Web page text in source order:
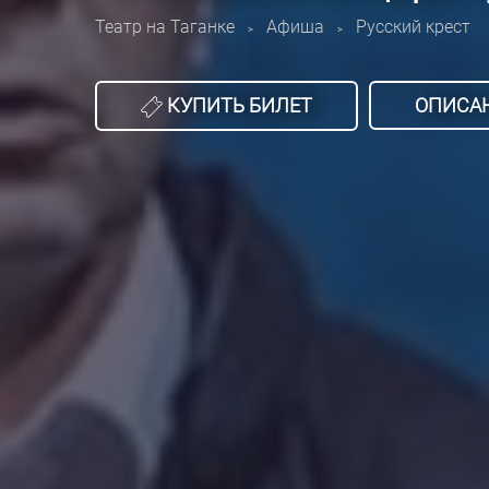
Театр на Таганке > Афиша > Русский крест
КУПИТЬ БИЛЕТ